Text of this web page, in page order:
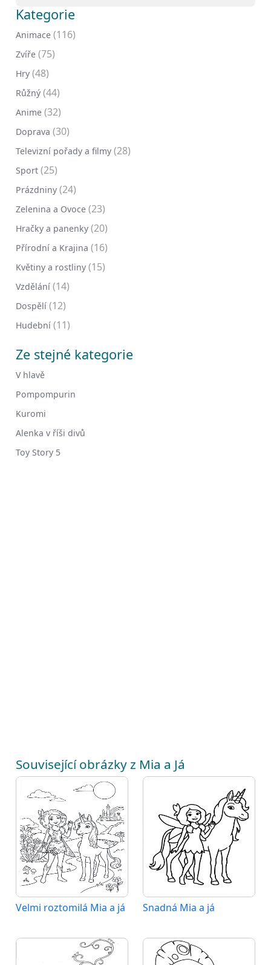
Kategorie
Animace (116)
Zvíře (75)
Hry (48)
Růžný (44)
Anime (32)
Doprava (30)
Televizní pořady a filmy (28)
Sport (25)
Prázdniny (24)
Zelenina a Ovoce (23)
Hračky a panenky (20)
Přírodní a Krajina (16)
Květiny a rostliny (15)
Vzdělání (14)
Dospělí (12)
Hudební (11)
Ze stejné kategorie
V hlavě
Pompompurin
Kuromi
Alenka v říši divů
Toy Story 5
Související obrázky z Mia a Já
Velmi roztomilá Mia a já Snadná Mia a já